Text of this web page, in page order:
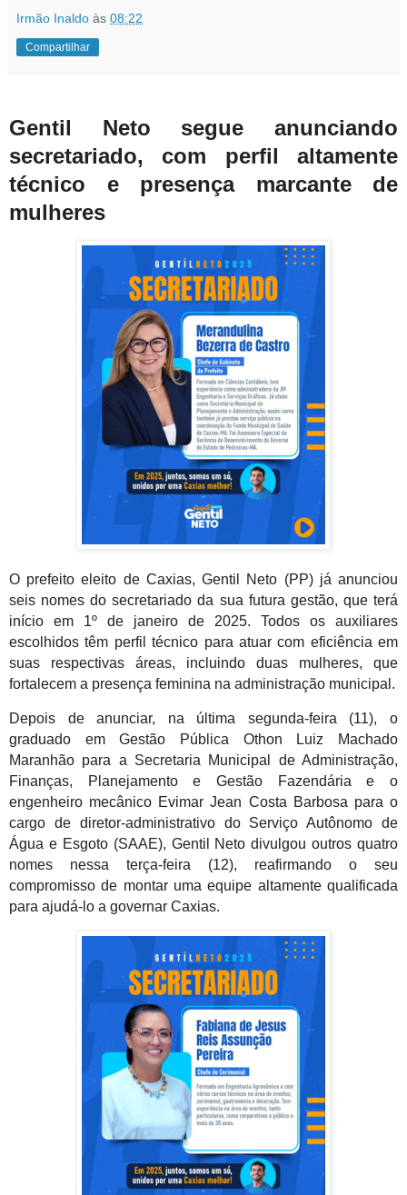
Irmão Inaldo às 08:22
Compartilhar
Gentil Neto segue anunciando
secretariado, com perfil altamente
técnico e presença marcante de
mulheres
O prefeito eleito de Caxias, Gentil Neto (PP) já anunciou
seis nomes do secretariado da sua futura gestão, que terá
início em 1º de janeiro de 2025. Todos os auxiliares
escolhidos têm perfil técnico para atuar com eficiência em
suas respectivas áreas, incluindo duas mulheres, que
fortalecem a presença feminina na administração municipal.
Depois de anunciar, na última segunda-feira (11), o
graduado em Gestão Pública Othon Luiz Machado
Maranhão para a Secretaria Municipal de Administração,
Finanças, Planejamento e Gestão Fazendária e o
engenheiro mecânico Evimar Jean Costa Barbosa para o
cargo de diretor-administrativo do Serviço Autônomo de
Água e Esgoto (SAAE), Gentil Neto divulgou outros quatro
nomes nessa terça-feira (12), reafirmando o seu
compromisso de montar uma equipe altamente qualificada
para ajudá-lo a governar Caxias.